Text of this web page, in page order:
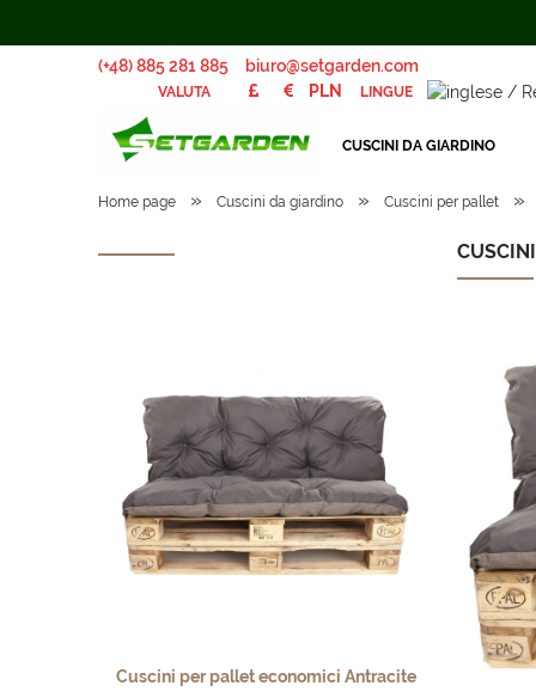
(+48) 885 281 885 biuro@setgarden.com
LINGUE
VALUTA
CUSCINI DA GIARDINO
Home page » Cuscini da giardino » Cuscini per pallet »
Cuscini per pallet economici Antracite